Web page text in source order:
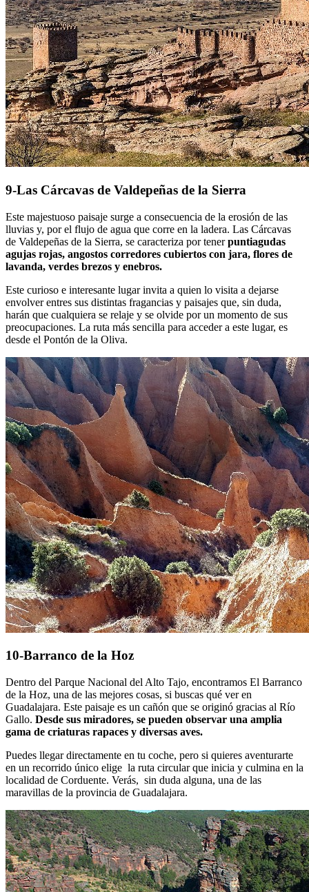
9-Las Cárcavas de Valdepeñas de la Sierra
Este majestuoso paisaje surge a consecuencia de la erosión de las
lluvias y, por el flujo de agua que corre en la ladera. Las Cárcavas
de Valdepeñas de la Sierra, se caracteriza por tenerpuntiagudas
agujas rojas, angostos corredores cubiertos con jara, flores de
lavanda, verdes brezos y enebros.
Este curioso e interesante lugar invita a quien lo visita a dejarse
envolver entres sus distintas fragancias y paisajes que, sin duda,
harán que cualquiera se relaje y se olvide por un momento de sus
preocupaciones. La ruta más sencilla para acceder a este lugar, es
desde el Pontón de la Oliva.
10-Barranco de la Hoz
Dentro del Parque Nacional del Alto Tajo, encontramos El Barranco
de la Hoz, una de las mejores cosas, si buscas qué ver en
Guadalajara. Este paisaje es un cañón que se originó gracias al Río
Gallo. Desde sus miradores, se pueden observar una amplia
gama de criaturas rapaces y diversas aves.
Puedes llegar directamente en tu coche, pero si quieres aventurarte
en un recorrido único elige la ruta circular que inicia y culmina en la
localidad de Corduente. Verás, sin duda alguna, una de las
maravillas de la provincia de Guadalajara.